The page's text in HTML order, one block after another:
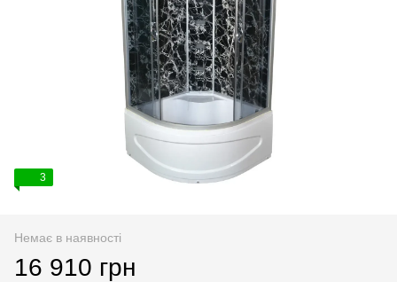
3
Немає в наявності
16 910 грн